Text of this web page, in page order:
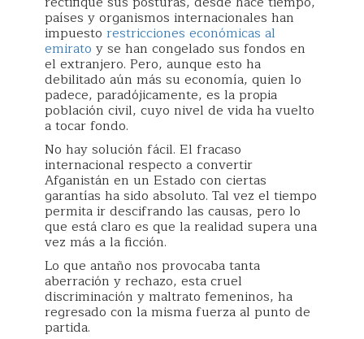
países y organismos internacionales han
impuesto restricciones económicas al
emirato y se han congelado sus fondos en
el extranjero. Pero, aunque esto ha
debilitado aún más su economía, quien lo
padece, paradójicamente, es la propia
población civil, cuyo nivel de vida ha vuelto
a tocar fondo.
No hay solución fácil. El fracaso
internacional respecto a convertir
Afganistán en un Estado con ciertas
garantías ha sido absoluto. Tal vez el tiempo
permita ir descifrando las causas, pero lo
que está claro es que la realidad supera una
vez más a la ficción.
Lo que antaño nos provocaba tanta
aberración y rechazo, esta cruel
discriminación y maltrato femeninos, ha
regresado con la misma fuerza al punto de
partida.